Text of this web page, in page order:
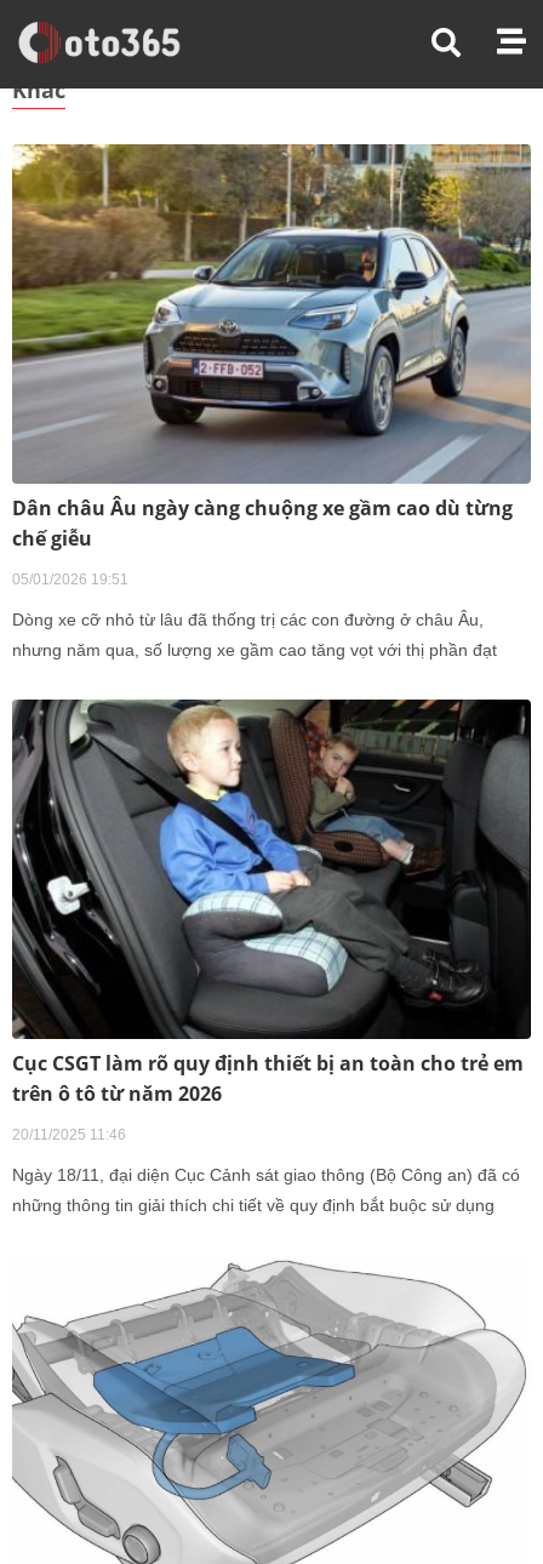
Trang Chủ Khác
Khác
Dân châu Âu ngày càng chuộng xe gầm cao dù từng
chế giễu
05/01/2026 19:51
Dòng xe cỡ nhỏ từ lâu đã thống trị các con đường ở châu Âu,
nhưng năm qua, số lượng xe gầm cao tăng vọt với thị phần đạt
Cục CSGT làm rõ quy định thiết bị an toàn cho trẻ em
trên ô tô từ năm 2026
20/11/2025 11:46
Ngày 18/11, đại diện Cục Cảnh sát giao thông (Bộ Công an) đã có
những thông tin giải thích chi tiết về quy định bắt buộc sử dụng
(quy định trong Luật Trật tự an toàn giao thông đường bộ, có hiệu
lực xử phạt từ 01/01/2026).